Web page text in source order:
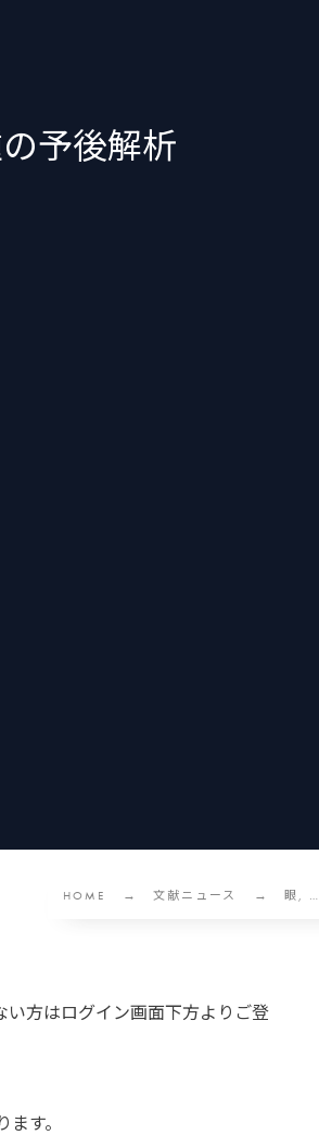
予後解析
HOME 文献ニュース 眼, …
い方はログイン画面下方よりご登
す。